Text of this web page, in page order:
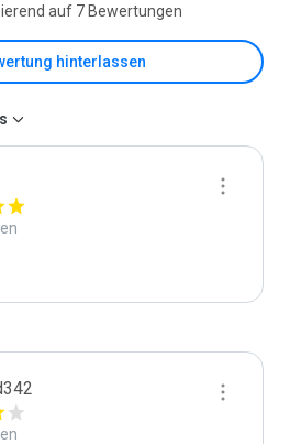
auf 7 Bewertungen
hinterlassen